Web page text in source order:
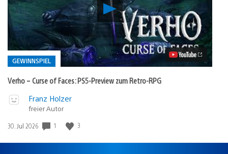
Verho
–
Curse
of
Faces:
PS5-
Preview
zum
Retro-
GEWINNSPIEL
Verho – Curse of Faces: PS5-Preview zum Retro-RPG
Veröffentlicht
Gewinnspiel
Franz Holzer
freier Autor
Veröffentlichungsdatum:
30. Jul 2026 1 3